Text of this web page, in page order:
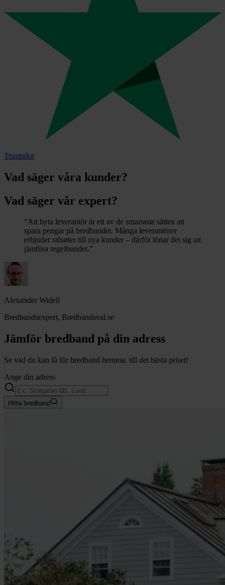
Trustpilot
Vad säger våra kunder?
Vad säger vår expert?
“Att byta leverantör är ett av de smartaste sätten att
spara pengar på bredbandet. Många leverantörer
erbjuder rabatter till nya kunder – därför lönar det sig att
jämföra regelbundet.”
Alexander Widell
Bredbandsexpert, Bredbandsval.se
Jämför bredband på din adress
Se vad du kan få för bredband hemma, till det bästa priset!
Ange din adress
Hitta bredband